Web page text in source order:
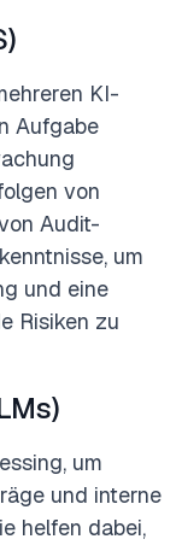
KI-
Aufgabe
von
Audit-
um
und eine
Risiken zu
um
und interne
helfen dabei,